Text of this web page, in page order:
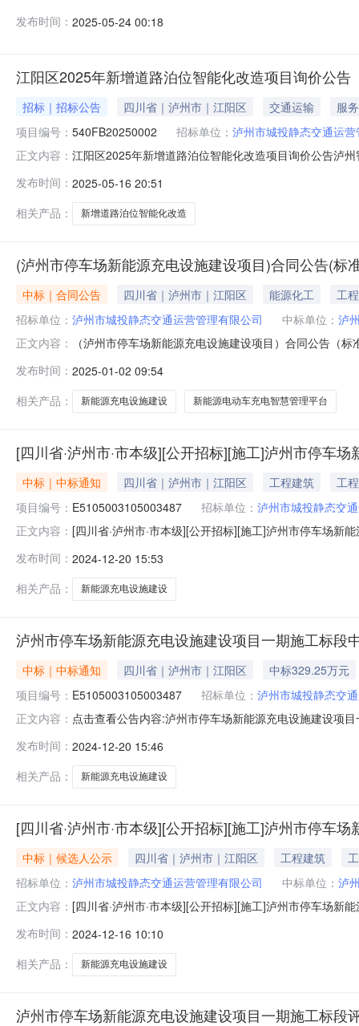
州市城投静态交通运营管理有限公司2025年5月23日
发布时间： 2025-05-24 00:18
江阳区2025年新增道路泊位智能化改造项目询价公告
招标｜招标公告 四川省｜泸州市｜江阳区 交通运输
服务
项目编号： 540FB20250002 招标单位： 泸州市城投静态交通运
正文内容： 江阳区2025年新增道路泊位智能化改造项目询价公告泸
道路泊位智能化改造项目;三、资金来源：自筹资金四、
施工及除线等。五、供
发布时间： 2025-05-16 20:51
相关产品：
新增道路泊位智能化改造
(泸州市停车场新能源充电设施建设项目)合同公告(标
中标｜合同公告 四川省｜泸州市｜江阳区 能源化工
工程
招标单位： 泸州市城投静态交通运营管理有限公司 中标单位： 泸
正文内容：
（泸州市停车场新能源充电设施建设项目）合同公告（
泸州北辰电力有限责任公司泸州市江阳区酒城大道三段
用）计划
发布时间： 2025-01-02 09:54
相关产品：
新能源充电设施建设 新能源电动车充电智慧管理平台
[四川省·泸州市·市本级][公开招标][施工]泸州市停车
中标｜中标通知 四川省｜泸州市｜江阳区 工程建筑
工程
项目编号： E5105003105003487 招标单位： 泸州市城投静态交
正文内容： [四川省·泸州市·市本级][公开招标][施工]泸州市停车场新
（包）编号标段（包）名称中标单位项目负责人中标价
329256
发布时间： 2024-12-20 15:53
相关产品：
新能源充电设施建设
泸州市停车场新能源充电设施建设项目一期施工标段
中标｜中标通知 四川省｜泸州市｜江阳区
中标329.25万元
项目编号： E5105003105003487 招标单位： 泸州市城投静态交
正文内容： 点击查看公告内容:泸州市停车场新能源充电设施建设项
E5105003105003487001001泸州市停车场新能源充电
发布时间： 2024-12-20 15:46
相关产品：
新能源充电设施建设
[四川省·泸州市·市本级][公开招标][施工]泸州市停车
中标｜候选人公示 四川省｜泸州市｜江阳区 工程建筑
招标单位： 泸州市城投静态交通运营管理有限公司 中标单位： 泸
正文内容： [四川省·泸州市·市本级][公开招标][施工]泸州市停车场新
有限公司项目业主联系电话招标人泸州市城投静态交通
点泸州市公共资源交易大厅
发布时间： 2024-12-16 10:10
相关产品：
新能源充电设施建设
泸州市停车场新能源充电设施建设项目一期施工标段